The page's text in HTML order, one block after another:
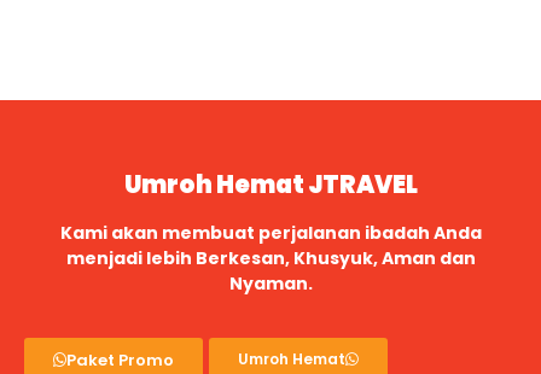
Umroh Hemat JTRAVEL
Kami akan membuat perjalanan ibadah Anda
menjadi lebih Berkesan, Khusyuk, Aman dan
Nyaman.
Paket Promo Umroh Hemat